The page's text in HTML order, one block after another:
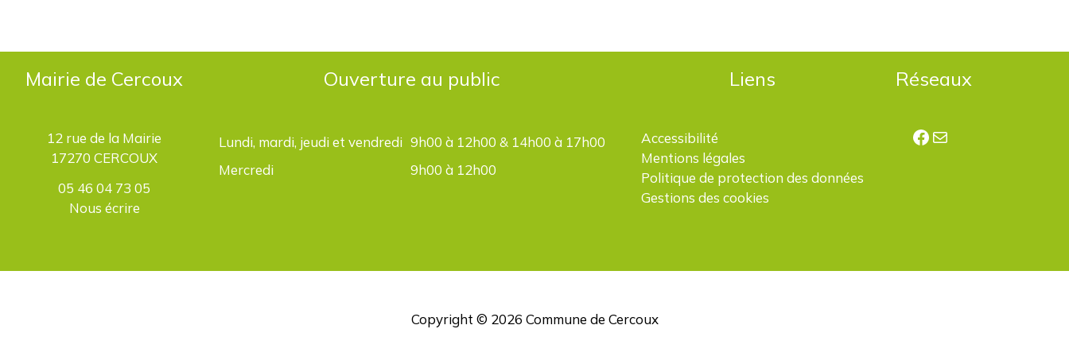
Mairie de Cercoux
12 rue de la Mairie
17270 CERCOUX
05 46 04 73 05
Nous écrire
Ouverture au public
Lundi, mardi, jeudi et vendredi 9h00 à 12h00 & 14h00 à 17h00
Mercredi
9h00 à 12h00
Liens
Accessibilité
Mentions légales
Politique de protection des données
Gestions des cookies
Réseaux
Facebook
E-mail
Copyright © 2026 Commune de Cercoux